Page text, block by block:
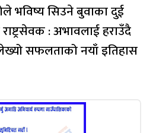
भविष्य सिउने बुवाका दुई
: अभावलाई हराउँदै
सफलताको नयाँ इतिहास